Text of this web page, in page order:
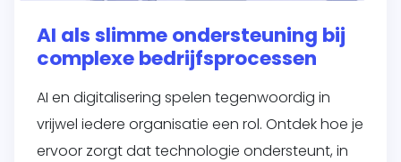
AI als slimme ondersteuning bij
complexe bedrijfsprocessen
AI en digitalisering spelen tegenwoordig in
vrijwel iedere organisatie een rol. Ontdek hoe je
ervoor zorgt dat technologie ondersteunt, in